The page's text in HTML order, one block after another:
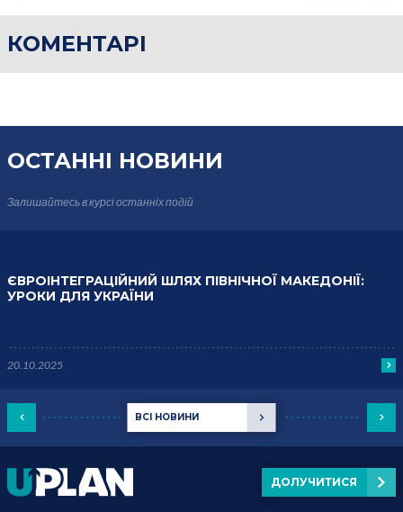
КОМЕНТАРІ
ОСТАННІ НОВИНИ
Залишайтесь в курсіостанніх подій
ВСІ НОВИНИ
ЄВРОІНТЕГРАЦІЙНИЙ ШЛЯХ ПІВНІЧНОЇ МАКЕДОНІЇ:
УРОКИ ДЛЯ УКРАЇНИ
20.10.2025
ДОЛУЧИТИСЯ